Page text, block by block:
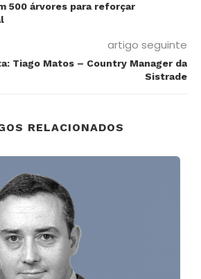
500 árvores para reforçar
artigo seguinte
Tiago Matos – Country Manager da
Sistrade
RELACIONADOS